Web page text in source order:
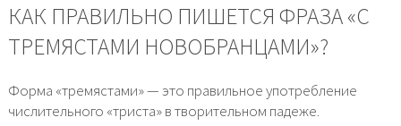
КАК ПРАВИЛЬНО ПИШЕТСЯ ФРАЗА «С
ТРЕМЯСТАМИ НОВОБРАНЦАМИ»?
Форма «тремястами» — это правильное употребление
числительного «триста» в творительном падеже.